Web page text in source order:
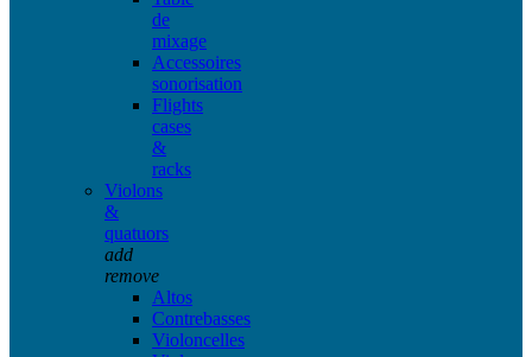
de
mixage
Accessoires
sonorisation
Flights
cases
&
racks
Violons
&
quatuors
add
remove
Altos
Contrebasses
Violoncelles